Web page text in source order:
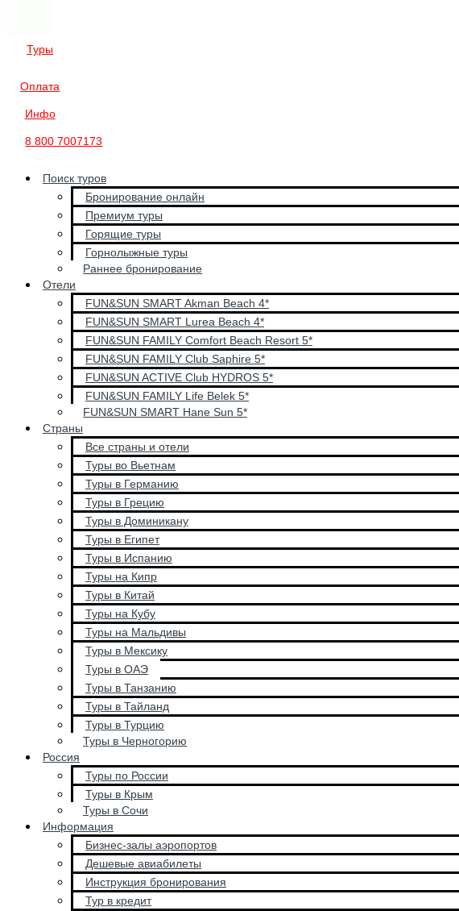
Туры
Оплата
Инфо
8 800 7007173
Поиск туров
Бронирование онлайн
Премиум туры
Горящие туры
Горнолыжные туры
Раннее бронирование
Отели
FUN&SUN SMART Akman Beach 4*
FUN&SUN SMART Lurea Beach 4*
FUN&SUN FAMILY Comfort Beach Resort 5*
FUN&SUN FAMILY Club Saphire 5*
FUN&SUN ACTIVE Club HYDROS 5*
FUN&SUN FAMILY Life Belek 5*
FUN&SUN SMART Hane Sun 5*
Страны
Все страны и отели
Туры во Вьетнам
Туры в Германию
Туры в Грецию
Туры в Доминикану
Туры в Египет
Туры в Испанию
Туры на Кипр
Туры в Китай
Туры на Кубу
Туры на Мальдивы
Туры в Мексику
Туры в ОАЭ
Туры в Танзанию
Туры в Тайланд
Туры в Турцию
Туры в Черногорию
Россия
Туры по России
Туры в Крым
Туры в Сочи
Информация
Бизнес-залы аэропортов
Дешевые авиабилеты
Инструкция бронирования
Тур в кредит